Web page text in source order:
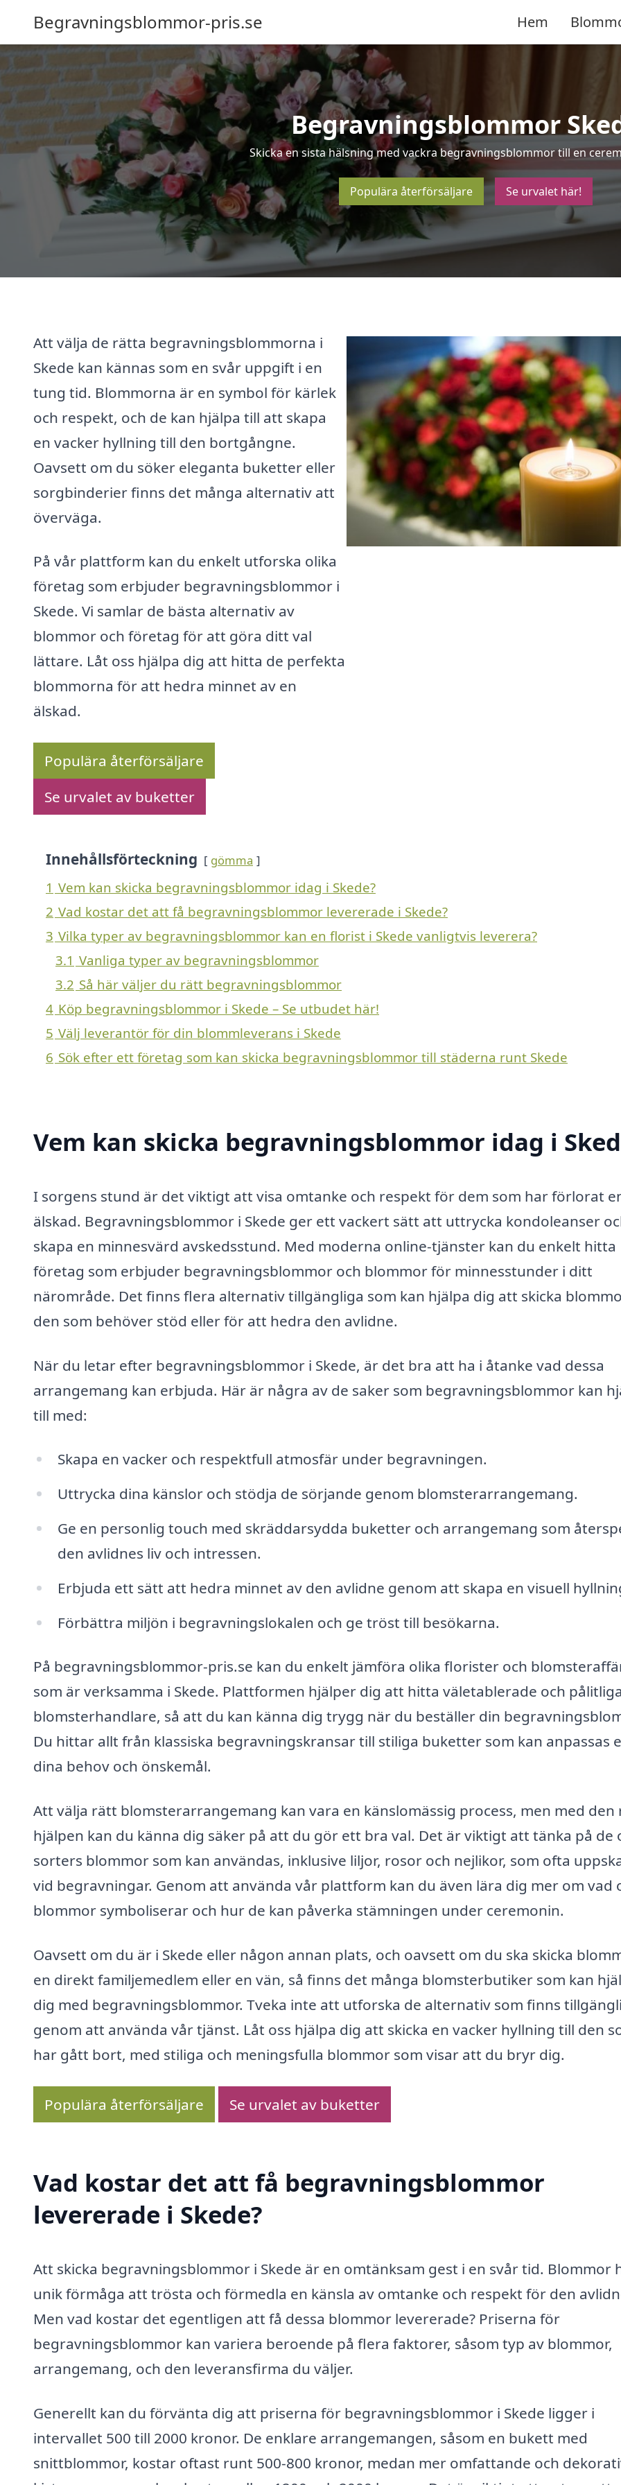
Begravningsblommor-pris.se Hem
Begravningsblommor
Skicka en sista hälsning med vackra begravningsblommor till en
Populära återförsäljare Se urvalet här!
Att välja de rätta begravningsblommorna i
Skede kan kännas som en svår uppgift i en
tung tid. Blommorna är en symbol för kärlek
och respekt, och de kan hjälpa till att skapa
en vacker hyllning till den bortgångne.
Oavsett om du söker eleganta buketter eller
sorgbinderier finns det många alternativ att
överväga.
På vår plattform kan du enkelt utforska olika
företag som erbjuder begravningsblommor i
Skede. Vi samlar de bästa alternativ av
blommor och företag för att göra ditt val
lättare. Låt oss hjälpa dig att hitta de perfekta
blommorna för att hedra minnet av en
älskad.
Populära återförsäljare
Se urvalet av buketter
Innehållsförteckning gömma
1 Vem kan skicka begravningsblommor idag i Skede?
2 Vad kostar det att få begravningsblommor levererade i Skede?
3 Vilka typer av begravningsblommor kan en florist i Skede vanligtvis leverera?
3.1 Vanliga typer av begravningsblommor
3.2 Så här väljer du rätt begravningsblommor
4 Köp begravningsblommor i Skede – Se utbudet här!
5 Välj leverantör för din blommleverans i Skede
6 Sök efter ett företag som kan skicka begravningsblommor till städerna runt Skede
Vem kan skicka begravningsblommor idag i
I sorgens stund är det viktigt att visa omtanke och respekt för dem som har förlorat
älskad. Begravningsblommor i Skede ger ett vackert sätt att uttrycka kondoleanser
skapa en minnesvärd avskedsstund. Med moderna online-tjänster kan du enkelt hitta
företag som erbjuder begravningsblommor och blommor för minnesstunder i ditt
närområde. Det finns flera alternativ tillgängliga som kan hjälpa dig att skicka
den som behöver stöd eller för att hedra den avlidne.
När du letar efter begravningsblommor i Skede, är det bra att ha i åtanke vad dessa
arrangemang kan erbjuda. Här är några av de saker som begravningsblommor kan
till med:
Skapa en vacker och respektfull atmosfär under begravningen.
Uttrycka dina känslor och stödja de sörjande genom blomsterarrangemang.
Ge en personlig touch med skräddarsydda buketter och arrangemang som
den avlidnes liv och intressen.
Erbjuda ett sätt att hedra minnet av den avlidne genom att skapa en visuell
Förbättra miljön i begravningslokalen och ge tröst till besökarna.
På begravningsblommor-pris.se kan du enkelt jämföra olika florister och
som är verksamma i Skede. Plattformen hjälper dig att hitta väletablerade och pålitliga
blomsterhandlare, så att du kan känna dig trygg när du beställer din
Du hittar allt från klassiska begravningskransar till stiliga buketter som kan anpassas
dina behov och önskemål.
Att välja rätt blomsterarrangemang kan vara en känslomässig process, men med den
hjälpen kan du känna dig säker på att du gör ett bra val. Det är viktigt att tänka på de
sorters blommor som kan användas, inklusive liljor, rosor och nejlikor, som ofta
vid begravningar. Genom att använda vår plattform kan du även lära dig mer om vad
blommor symboliserar och hur de kan påverka stämningen under ceremonin.
Oavsett om du är i Skede eller någon annan plats, och oavsett om du ska skicka
en direkt familjemedlem eller en vän, så finns det många blomsterbutiker som kan
dig med begravningsblommor. Tveka inte att utforska de alternativ som finns
genom att använda vår tjänst. Låt oss hjälpa dig att skicka en vacker hyllning till den
har gått bort, med stiliga och meningsfulla blommor som visar att du bryr dig.
Populära återförsäljare Se urvalet av buketter
Vad kostar det att få begravningsblommor
levererade i Skede?
Att skicka begravningsblommor i Skede är en omtänksam gest i en svår tid. Blommor
unik förmåga att trösta och förmedla en känsla av omtanke och respekt för den
Men vad kostar det egentligen att få dessa blommor levererade? Priserna för
begravningsblommor kan variera beroende på flera faktorer, såsom typ av blommor,
arrangemang, och den leveransfirma du väljer.
Generellt kan du förvänta dig att priserna för begravningsblommor i Skede ligger i
intervallet 500 till 2000 kronor. De enklare arrangemangen, såsom en bukett med
snittblommor, kostar oftast runt 500-800 kronor, medan mer omfattande och